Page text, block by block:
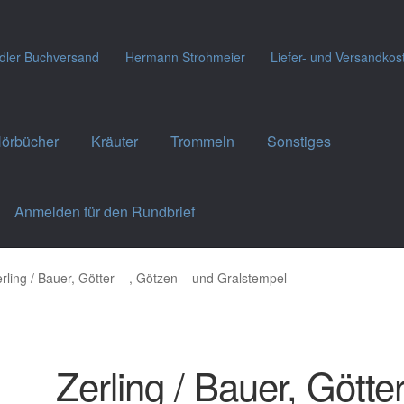
Buchversand Hermann Strohmeier Liefer- und
Kräuter Trommeln Sonstiges
Anmelden für den Rundbrief
/ Bauer, Götter – , Götzen – und Gralstempel
Zerling / Bauer,